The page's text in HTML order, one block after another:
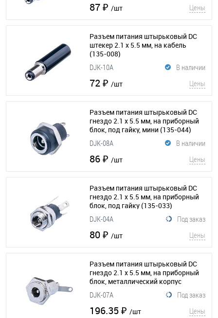
87 ₽ /шт Цены
Разъем питания штырьковый DC
штекер 2.1 х 5.5 мм, на кабель
(135-008)
В наличии
DJK-10A
72 ₽ /шт Цены
Разъем питания штырьковый DC
гнездо 2.1 х 5.5 мм, на приборный
блок, под гайку, мини (135-044)
В наличии
DJK-08A
86 ₽ /шт Цены
Разъем питания штырьковый DC
гнездо 2.1 х 5.5 мм, на приборный
блок, под гайку (135-033)
Под заказ
DJK-04A
80 ₽ /шт Цены
Разъем питания штырьковый DC
гнездо 2.1 х 5.5 мм, на приборный
блок, металлический корпус
(135-042)
Под заказ
DJK-07A
196.35 ₽ /шт Цены